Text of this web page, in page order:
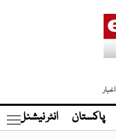
پاکستان انٹر نیشنل